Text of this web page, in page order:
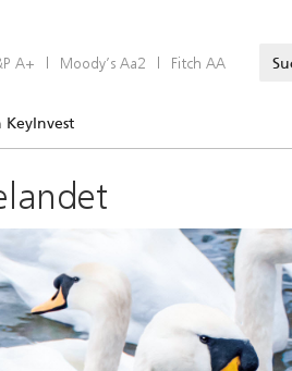
A+ | Moody’s Aa2 | Fitch AA
KeyInvest